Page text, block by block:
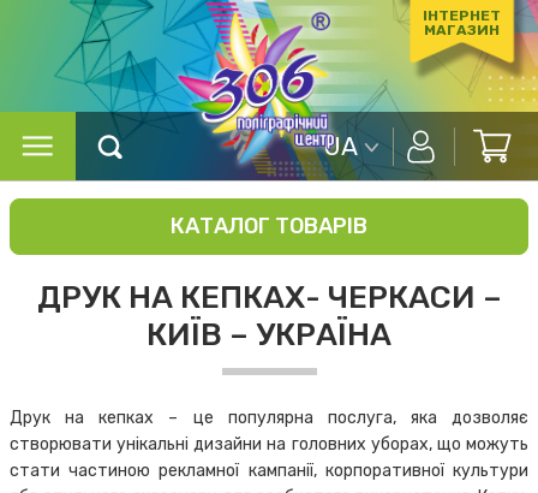
ІНТЕРНЕТ
МАГАЗИН
UA
КАТАЛОГ ТОВАРІВ
ДРУК НА КЕПКАХ- ЧЕРКАСИ –
КИЇВ – УКРАЇНА
Друк на кепках – це популярна послуга, яка дозволяє
створювати унікальні дизайни на головних уборах, що можуть
стати частиною рекламної кампанії, корпоративної культури